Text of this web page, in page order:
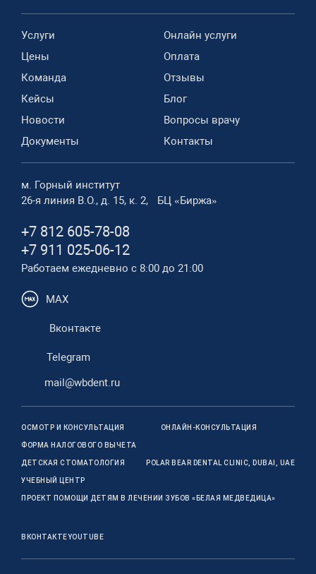
Услуги
Онлайн услуги
Цены
Оплата
Команда
Отзывы
Кейсы
Блог
Новости
Вопросы врачу
Документы
Контакты
м. Горный институт
26-я линия В.О., д. 15, к. 2, БЦ «Биржа»
+7 812 605-78-08
+7 911 025-06-12
Работаем ежедневно с 8:00 до 21:00
MAX
Вконтакте
Telegram
mail@wbdent.ru
ОСМОТР И КОНСУЛЬТАЦИЯ ОНЛАЙН-КОНСУЛЬТАЦИЯ
ФОРМА НАЛОГОВОГО ВЫЧЕТА
ДЕТСКАЯ СТОМАТОЛОГИЯ POLAR BEAR DENTAL CLINIC, DUBAI, UAE
УЧЕБНЫЙ ЦЕНТР
ПРОЕКТ ПОМОЩИ ДЕТЯМ В ЛЕЧЕНИИ ЗУБОВ «БЕЛАЯ МЕДВЕДИЦА»
ВКОНТАКТЕYOUTUBE